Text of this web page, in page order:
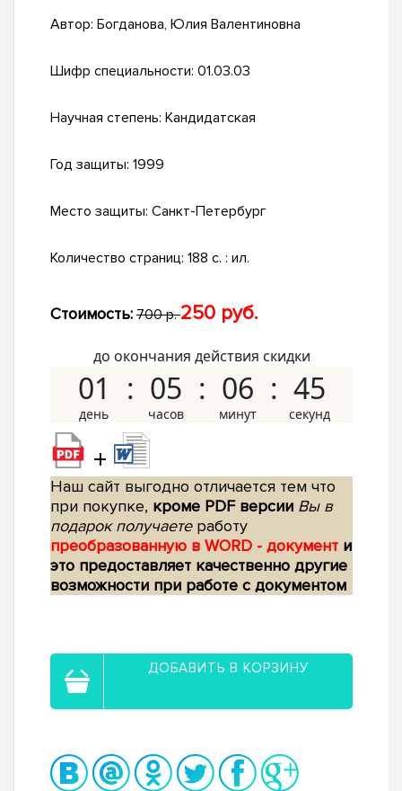
Автор: Богданова, Юлия Валентиновна
Шифр специальности: 01.03.03
Научная степень: Кандидатская
Год защиты: 1999
Место защиты: Санкт-Петербург
Количество страниц: 188 с. : ил.
Стоимость: 700 р.250 руб.
до окончания действия скидки
01 05 06 44
+
Наш сайт выгодно отличается тем что
при покупке, кроме PDF версии Вы в
подарок получаетеработу
преобразованную в WORD - документ и
это предоставляет качественно другие
возможности при работе с документом
ДОБАВИТЬ В КОРЗИНУ